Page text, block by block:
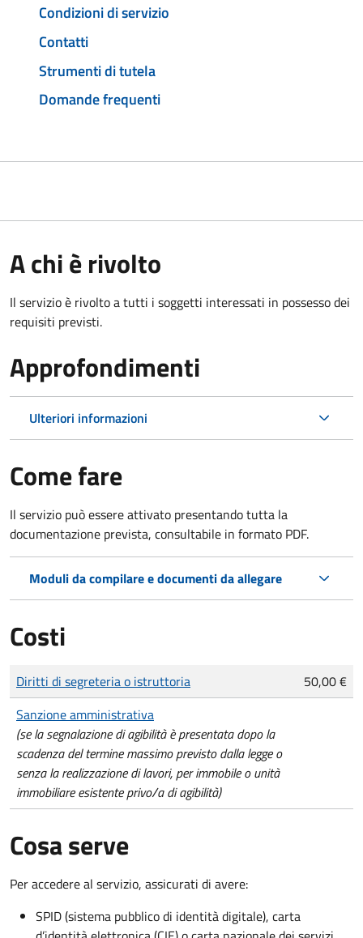
Condizioni di servizio
Contatti
Strumenti di tutela
Domande frequenti
A chi è rivolto
Il servizio è rivolto a tutti i soggetti interessati in possesso dei
requisiti previsti.
Approfondimenti
Ulteriori informazioni
Come fare
Il servizio può essere attivato presentando tutta la
documentazione prevista, consultabile in formato PDF.
Moduli da compilare e documenti da allegare
Costi
Tipo di pagamento
Importo
Diritti di segreteria o istruttoria
50,00 €
Sanzione amministrativa
(se la segnalazione di agibilità è presentata dopo la
scadenza del termine massimo previsto dalla legge o
senza la realizzazione di lavori, per immobile o unità
immobiliare esistente privo/a di agibilità)
Cosa serve
Per accedere al servizio, assicurati di avere:
SPID (sistema pubblico di identità digitale), carta